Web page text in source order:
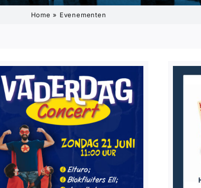
Home » Evenementen